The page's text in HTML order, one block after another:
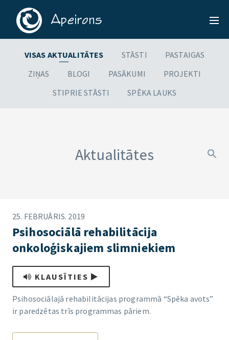
VISAS AKTUALITĀTES STĀSTI
PASTAIGAS
ZIŅAS
BLOGI PASĀKUMI
PROJEKTI
STIPRIE STĀSTI
SPĒKA LAUKS
Aktualitātes
25. FEBRUĀRIS. 2019
Psihosociālā rehabilitācija
onkoloģiskajiem slimniekiem
KLAUSĪTIES
Psihosociālajā rehabilitācijas programmā “Spēka avots”
ir paredzētas trīs programmas pāriem.